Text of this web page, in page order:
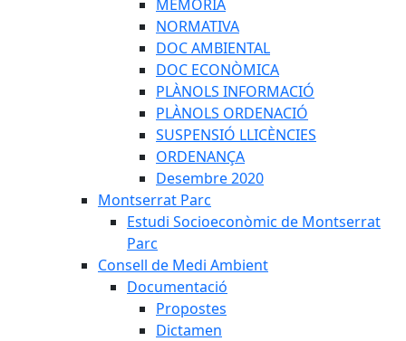
MEMÒRIA
NORMATIVA
DOC AMBIENTAL
DOC ECONÒMICA
PLÀNOLS INFORMACIÓ
PLÀNOLS ORDENACIÓ
SUSPENSIÓ LLICÈNCIES
ORDENANÇA
Desembre 2020
Montserrat Parc
Estudi Socioeconòmic de Montserrat
Parc
Consell de Medi Ambient
Documentació
Propostes
Dictamen